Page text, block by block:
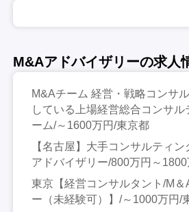
M&Aアドバイザリーの求人
M&Aチーム 経営・戦略コンサ
している上場経営総合コンサル
ーム/～1600万円/東京都
【名古屋】大手コンサルティ
アドバイザリー/800万円～
東京【経営コンサルタント/M＆
ー（未経験可）】/～1000万円/